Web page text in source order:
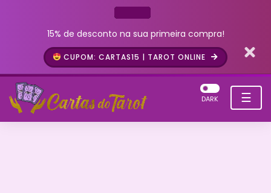
15% de desconto na sua primeira compra!
CUPOM: CARTAS15 | TAROT ONLINE
☰
DARK